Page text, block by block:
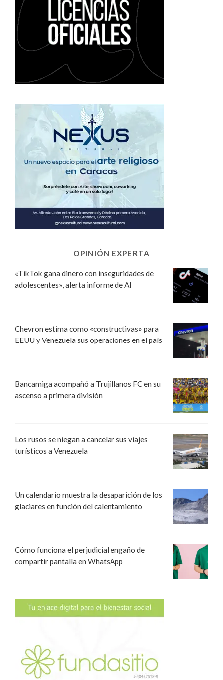
OPINIÓN EXPERTA
«TikTok gana dinero con inseguridades de
adolescentes», alerta informe de AI
Chevron estima como «constructivas» para
EEUU y Venezuela sus operaciones en el país
Bancamiga acompañó a Trujillanos FC en su
ascenso a primera división
Los rusos se niegan a cancelar sus viajes
turísticos a Venezuela
Un calendario muestra la desaparición de los
glaciares en función del calentamiento
Cómo funciona el perjudicial engaño de
compartir pantalla en WhatsApp